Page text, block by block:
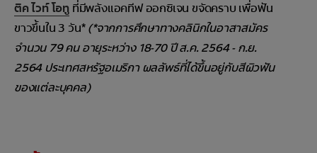
ติค ไวท์ โอทู ที่มีพลังแอคทีฟ ออกซิเจน ขจัดคราบ เพื่อฟัน
ขาวขึ้นใน 3 วัน*(*จากการศึกษาทางคลินิกในอาสาสมัคร
จำนวน 79 คน อายุระหว่าง 18-70 ปี ส.ค. 2564 - ก.ย.
2564 ประเทศสหรัฐอเมริกา ผลลัพธ์ที่ได้ขึ้นอยู่กับสีผิวฟัน
ของแต่ละบุคคล)